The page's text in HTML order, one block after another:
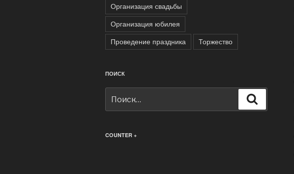
Организация свадьбы
Организация юбилея
Проведение праздника
Торжество
ПОИСК
COUNTER +